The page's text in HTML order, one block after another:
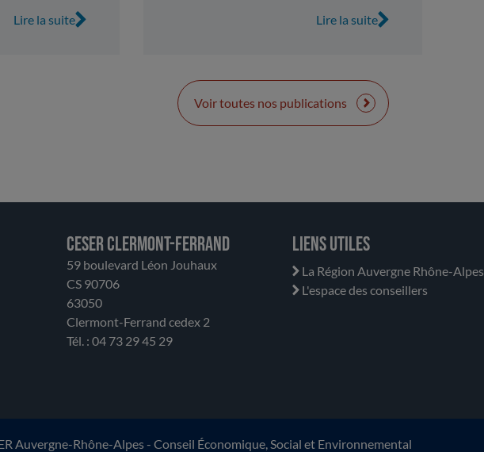
qui
Certains de ses
d’utilité
collectivités,
la recherche de
Lire la suite Lire la suite
Voir toutes nos publications
CESER Clermont-Ferrand
59 boulevard Léon Jouhaux
CS 90706
63050
Clermont-Ferrand cedex 2
Tél. : 04 73 29 45 29
Liens utiles
La Région Auvergne Rhône-Alpes
L'espace des conseillers
Auvergne-Rhône-Alpes - Conseil Économique, Social et Environnemental